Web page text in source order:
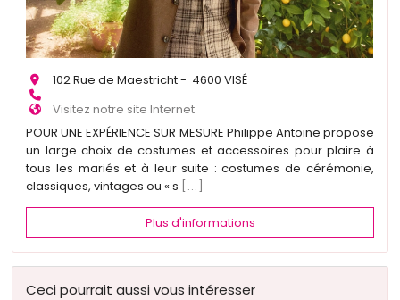
102 Rue de Maestricht - 4600 VISÉ
Visitez notre site Internet
POUR UNE EXPÉRIENCE SUR MESURE Philippe Antoine propose
un large choix de costumes et accessoires pour plaire à
tous les mariés et à leur suite : costumes de cérémonie,
classiques, vintages ou « s
[...]
Plus d'informations
Ceci pourrait aussi vous intéresser